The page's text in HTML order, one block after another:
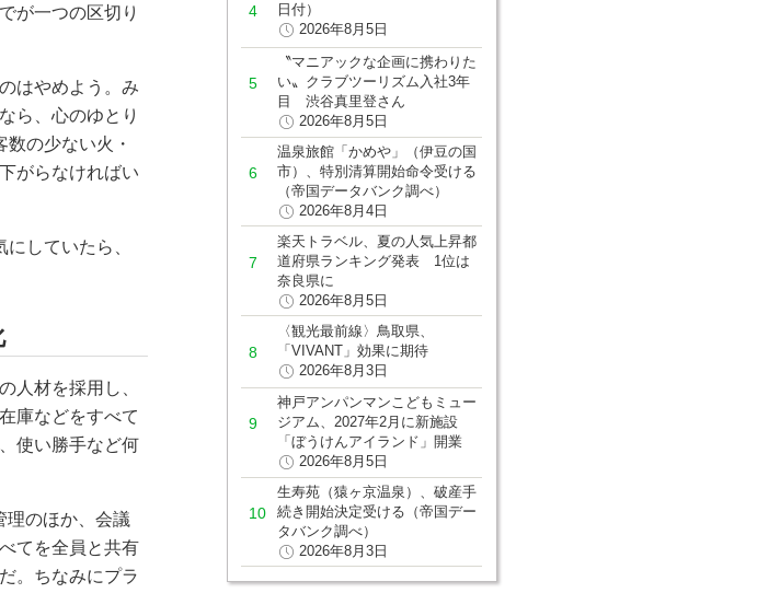
が一つの区切り
はやめよう。み
ら、心のゆとり
の少ない火・
がらなければい
していたら、
人材を採用し、
庫などをすべて
使い勝手など何
のほか、会議
てを全員と共有
。ちなみにプラ
日付）
2026年8月5日
〝マニアックな企画に携わりた
い〟クラブツーリズム入社3年
目 渋谷真里登さん
2026年8月5日
温泉旅館「かめや」（伊豆の国
市）、特別清算開始命令受ける
（帝国データバンク調べ）
2026年8月4日
楽天トラベル、夏の人気上昇都
道府県ランキング発表 1位は
奈良県に
2026年8月5日
〈観光最前線〉鳥取県、
「VIVANT」効果に期待
2026年8月3日
神戸アンパンマンこどもミュー
ジアム、2027年2月に新施設
「ぼうけんアイランド」開業
2026年8月5日
生寿苑（猿ヶ京温泉）、破産手
続き開始決定受ける（帝国デー
タバンク調べ）
2026年8月3日